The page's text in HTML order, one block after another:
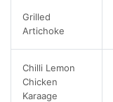
Grilled
Artichoke
Chilli Lemon
Chicken
Karaage